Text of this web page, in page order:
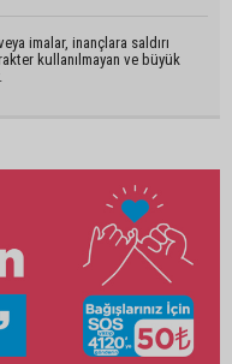
imalar, inançlara saldırı
kullanılmayan ve büyük